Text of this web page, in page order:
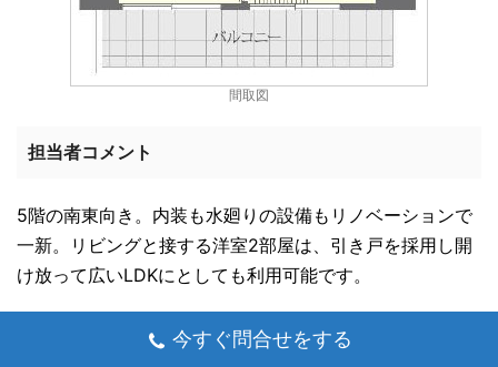
間取図
担当者コメント
5階の南東向き。内装も水廻りの設備もリノベーションで
一新。リビングと接する洋室2部屋は、引き戸を採用し開
け放って広いLDKにとしても利用可能です。
エアコン2基設置済みです。
今すぐ問合せをする